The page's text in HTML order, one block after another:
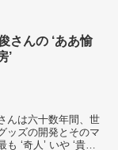
んの ‘ああ愉
’
んは六十数年間、世
ッズの開発とそのマ
‘奇人’ いや ‘貴人’